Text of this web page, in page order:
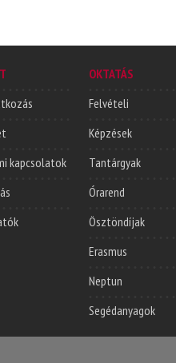
kapcsolatok
OKTATÁS
Felvételi
Képzések
Tantárgyak
Órarend
Ösztöndíjak
Erasmus
Neptun
Segédanyagok